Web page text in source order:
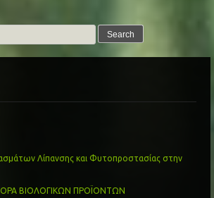
Λίπανσης και Φυτοπροστασίας στην
ΒΙΟΛΟΓΙΚΩΝ ΠΡΟΪΟΝΤΩΝ